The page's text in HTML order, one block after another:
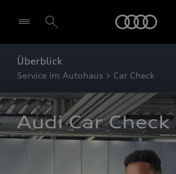
Überblick
Service im Autohaus > Car Check
Audi Car Check